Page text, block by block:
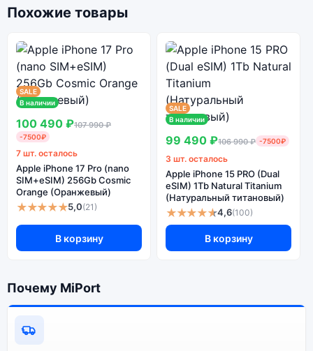
разных конфигурациях и цветах — выбирайте под
свои задачи.
Ознакомиться с детальными характеристиками
Apple iPhone 16 (Актив) 512Gb Black (Чёрный) можно
ниже, в разделе «Характеристики». Если
выбранной конфигурации нет в наличии —
оформите заказ на сайте, и мы привезём её в
кратчайшие сроки. Доступна экспресс-доставка по
Санкт-Петербургу и самовывоз.
Почему стоит купить смартфон
Apple iPhone 16 (Актив) 512Gb Black
(Чёрный):
аккумулятор
Похожие товары
SALE
В наличии
100 490 ₽107 990 ₽
-7500₽
7 шт. осталось
Apple iPhone 17 Pro (nano
SIM+eSIM) 256Gb Cosmic
Orange (Оранжевый)
★★★★★5,0(21)
В корзину
SALE
В наличии
99 490 ₽106 990 ₽ -7500₽
3 шт. осталось
Apple iPhone 15 PRO (Dual
eSIM) 1Tb Natural Titanium
(Натуральный титановый)
★★★★★4,6(100)
В корзину
Почему MiPort